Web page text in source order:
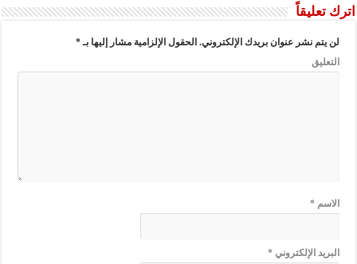
اترك تعليقاً
لن يتم نشر عنوان بريدك الإلكتروني. الحقول الإلزامية مشار إليها بـ*
التعليق
الاسم*
البريد الإلكتروني*